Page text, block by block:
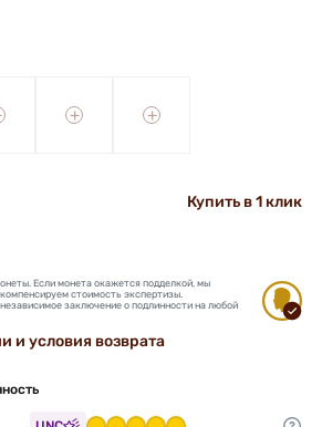
+ +
Купить в 1 клик
Если монета окажется подделкой, мы
стоимость экспертизы.
заключение о подлинности на любой
и условия возврата